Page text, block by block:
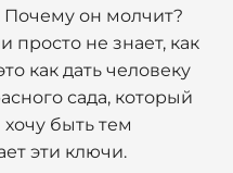
Почему он молчит?
просто не знает, как
как дать человеку
сада, который
быть тем
эти ключи.